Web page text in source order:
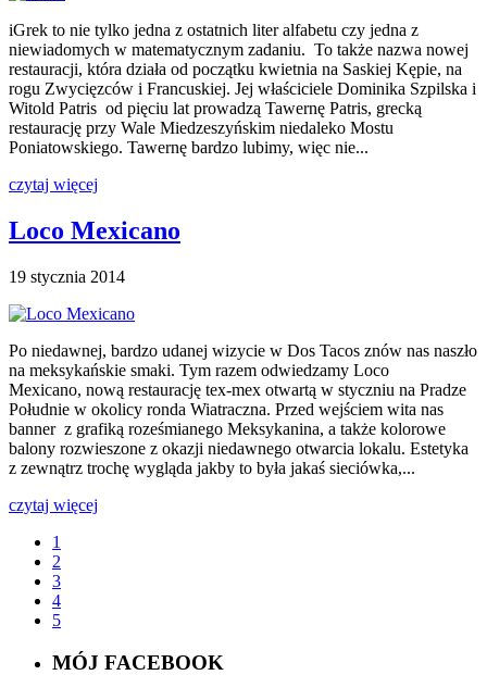
iGrek to nie tylko jedna z ostatnich liter alfabetu czy jedna z
niewiadomych w matematycznym zadaniu. To także nazwa nowej
restauracji, która działa od początku kwietnia na Saskiej Kępie, na
rogu Zwycięzców i Francuskiej. Jej właściciele Dominika Szpilska i
Witold Patris od pięciu lat prowadzą Tawernę Patris, grecką
restaurację przy Wale Miedzeszyńskim niedaleko Mostu
Poniatowskiego. Tawernę bardzo lubimy, więc nie...
czytaj więcej
Loco Mexicano
19 stycznia 2014
Po niedawnej, bardzo udanej wizycie w Dos Tacos znów nas naszło
na meksykańskie smaki. Tym razem odwiedzamy Loco
Mexicano, nową restaurację tex-mex otwartą w styczniu na Pradze
Południe w okolicy ronda Wiatraczna. Przed wejściem wita nas
banner z grafiką roześmianego Meksykanina, a także kolorowe
balony rozwieszone z okazji niedawnego otwarcia lokalu. Estetyka
z zewnątrz trochę wygląda jakby to była jakaś sieciówka,...
czytaj więcej
1
2
3
4
5
MÓJ FACEBOOK